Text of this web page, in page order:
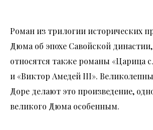
Роман из трилогии исторических
Дюма об эпохе Савойской
относятся также романы «Царица
и «Виктор Амедей III».
Доре делают это произведение,
великого Дюма особенным.